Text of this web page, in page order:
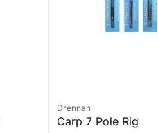
Drennan
Carp 7 Pole Rig